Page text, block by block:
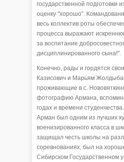
государственной подготовки
оценку "хорошо".
весь коллектив роты
процесса выражают
за воспитание
дисциплинированного сына!".
Конечно, рады и гордятся
Казисович и Марьям
проживающие в с.
фотографию Армана,
годах и времени
Арман был одним из лучших
военизированного класса в
защищал честь школы на
соревнованиях, был на
Сибирском Государственном